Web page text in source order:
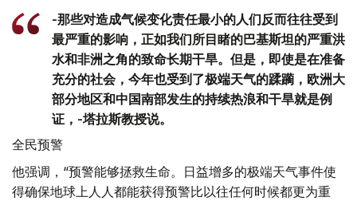
-那些对造成气候变化责任最小的人们反而往往受到
最严重的影响，正如我们所目睹的巴基斯坦的严重洪
水和非洲之角的致命长期干旱。但是，即使是在准备
充分的社会，今年也受到了极端天气的蹂躏，欧洲大
部分地区和中国南部发生的持续热浪和干旱就是例
证，-塔拉斯教授说。
全民预警
他强调，“预警能够拯救生命。日益增多的极端天气事件使
得确保地球上人人都能获得预警比以往任何时候都更为重